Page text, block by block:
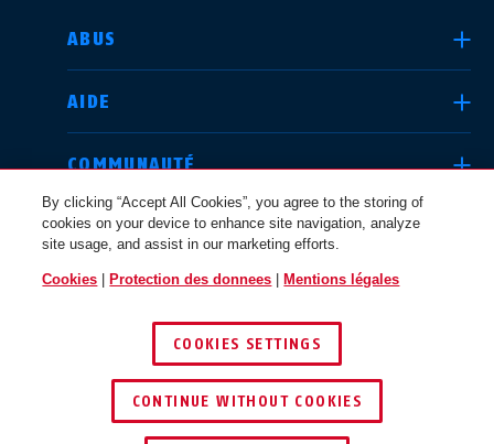
ABUS
AIDE
COMMUNAUTÉ
QUESTIONS JURIDIQUES
© 2026 ABUS
CHOISIR UN PAYS
Deutschland
Canada
Österreich
By clicking “Accept All Cookies”, you agree to the storing of
cookies on your device to enhance site navigation, analyze
site usage, and assist in our marketing efforts.
Cookies Protection des donnees Mentions légales
COOKIES SETTINGS
CONTINUE WITHOUT COOKIES